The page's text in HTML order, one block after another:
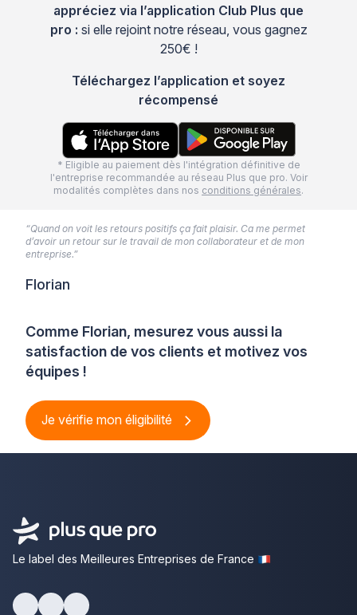
appréciez via l’application Club Plus que
pro : si elle rejoint notre réseau, vous gagnez
250€ !
Téléchargez l’application et soyez
récompensé
* Eligible au paiement dès l'intégration définitive de
l'entreprise recommandée au réseau Plus que pro. Voir
modalités complètes dans nos conditions générales.
Comme Florian, mesurez vous aussi la
satisfaction de vos clients et motivez vos
équipes !
Je vérifie mon éligibilité
“Quand on voit les retours positifs ça fait plaisir. Ca me permet
d’avoir un retour sur le travail de mon collaborateur et de mon
entreprise.”
Florian
Le label des Meilleures Entreprises de France